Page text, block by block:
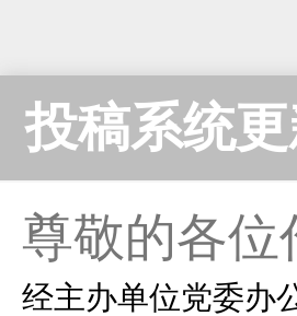
投稿系统
尊敬的各位
经主办单位党委办